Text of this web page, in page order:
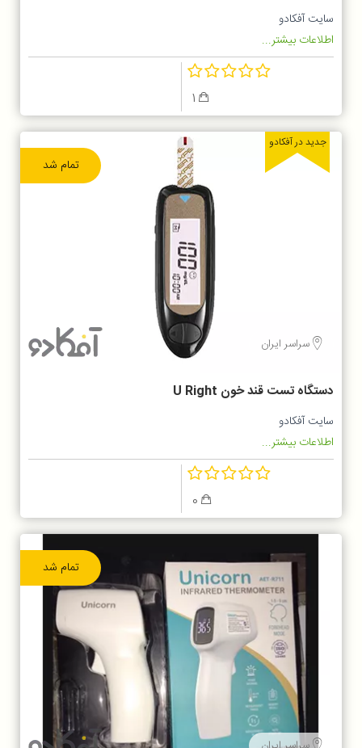
سایت آفکادو
اطلاعات بیشتر...
1
تمام شد
جدید در آفکادو
سراسر ایران
دستگاه تست قند خون U Right
سایت آفکادو
اطلاعات بیشتر...
0
تمام شد